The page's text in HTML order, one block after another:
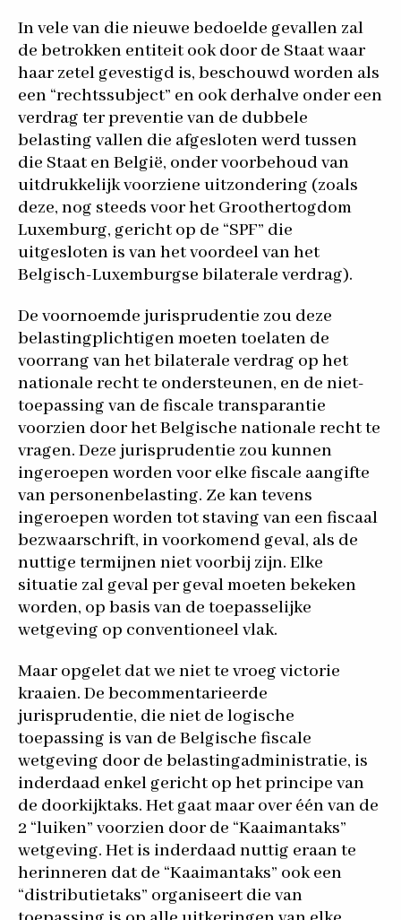
In vele van die nieuwe bedoelde gevallen zal
de betrokken entiteit ook door de Staat waar
haar zetel gevestigd is, beschouwd worden als
een “rechtssubject” en ook derhalve onder een
verdrag ter preventie van de dubbele
belasting vallen die afgesloten werd tussen
die Staat en België, onder voorbehoud van
uitdrukkelijk voorziene uitzondering (zoals
deze, nog steeds voor het Groothertogdom
Luxemburg, gericht op de “SPF” die
uitgesloten is van het voordeel van het
Belgisch-Luxemburgse bilaterale verdrag).
De voornoemde jurisprudentie zou deze
belastingplichtigen moeten toelaten de
voorrang van het bilaterale verdrag op het
nationale recht te ondersteunen, en de niet-
toepassing van de fiscale transparantie
voorzien door het Belgische nationale recht te
vragen. Deze jurisprudentie zou kunnen
ingeroepen worden voor elke fiscale aangifte
van personenbelasting. Ze kan tevens
ingeroepen worden tot staving van een fiscaal
bezwaarschrift, in voorkomend geval, als de
nuttige termijnen niet voorbij zijn. Elke
situatie zal geval per geval moeten bekeken
worden, op basis van de toepasselijke
wetgeving op conventioneel vlak.
Maar opgelet dat we niet te vroeg victorie
kraaien. De becommentarieerde
jurisprudentie, die niet de logische
toepassing is van de Belgische fiscale
wetgeving door de belastingadministratie, is
inderdaad enkel gericht op het principe van
de doorkijktaks. Het gaat maar over één van de
2 “luiken” voorzien door de “Kaaimantaks”
wetgeving. Het is inderdaad nuttig eraan te
herinneren dat de “Kaaimantaks” ook een
“distributietaks” organiseert die van